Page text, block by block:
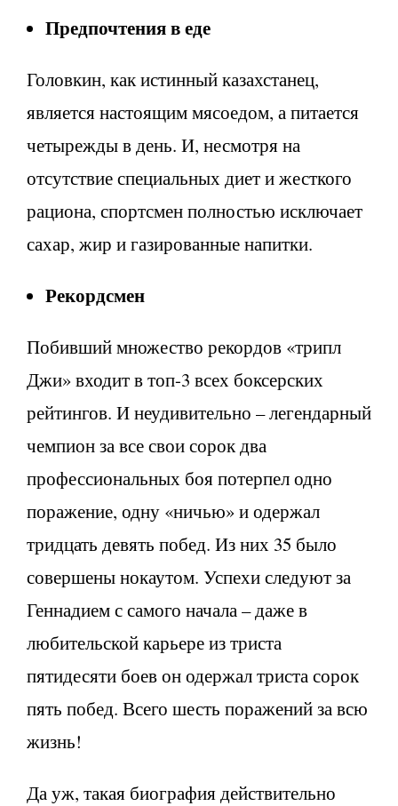
Предпочтения в еде
Головкин, как истинный казахстанец,
является настоящим мясоедом, а питается
четырежды в день. И, несмотря на
отсутствие специальных диет и жесткого
рациона, спортсмен полностью исключает
сахар, жир и газированные напитки.
Рекордсмен
Побивший множество рекордов «трипл
Джи» входит в топ-3 всех боксерских
рейтингов. И неудивительно – легендарный
чемпион за все свои сорок два
профессиональных боя потерпел одно
поражение, одну «ничью» и одержал
тридцать девять побед. Из них 35 было
совершены нокаутом. Успехи следуют за
Геннадием с самого начала – даже в
любительской карьере из триста
пятидесяти боев он одержал триста сорок
пять побед. Всего шесть поражений за всю
жизнь!
Да уж, такая биография действительно